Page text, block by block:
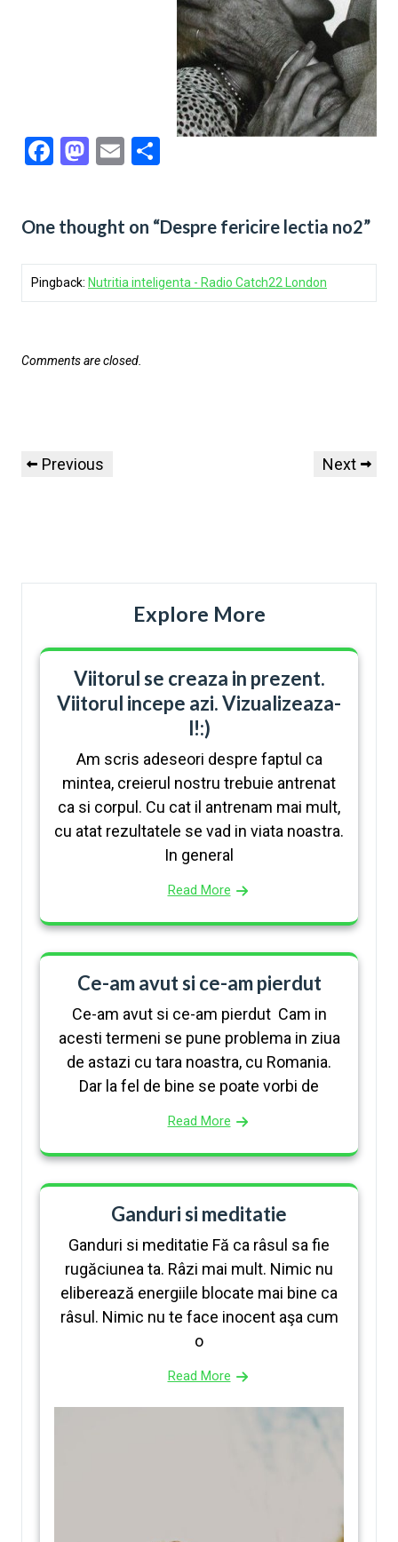
Facebook
Mastodon
Email
One thought on “Despre fericire lectia no2”
Pingback: Nutritia inteligenta - Radio Catch22 London
Comments are closed.
Previous Next
Explore More
Viitorul se creaza in prezent.
Viitorul incepe azi. Vizualizeaza-
l!:)
Am scris adeseori despre faptul ca
mintea, creierul nostru trebuie antrenat
ca si corpul. Cu cat il antrenam mai mult,
cu atat rezultatele se vad in viata noastra.
In general
Read More
Ce-am avut si ce-am pierdut
Ce-am avut si ce-am pierdut Cam in
acesti termeni se pune problema in ziua
de astazi cu tara noastra, cu Romania.
Dar la fel de bine se poate vorbi de
Read More
Ganduri si meditatie
Ganduri si meditatie Fă ca râsul sa fie
rugăciunea ta. Râzi mai mult. Nimic nu
eliberează energiile blocate mai bine ca
râsul. Nimic nu te face inocent aşa cum
o
Read More